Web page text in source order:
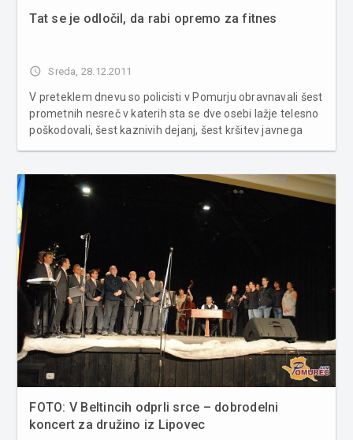
Tat se je odločil, da rabi opremo za fitnes
access_time Sreda, 28.12.2011
V preteklem dnevu so policisti v Pomurju obravnavali šest
prometnih nesreč v katerih sta se dve osebi lažje telesno
poškodovali, šest kaznivih dejanj, šest kršitev javnega
FOTO: V Beltincih odprli srce – dobrodelni
koncert za družino iz Lipovec